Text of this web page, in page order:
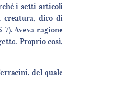
i setti articoli
creatura, dico di
Aveva ragione
Proprio così,
del quale